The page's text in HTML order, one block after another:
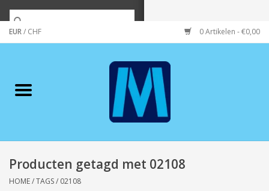
EUR/ CHF 0 Artikelen - €0,00
Merken
Wonen/koken/huishouden
Producten getagd met 02108
HOME/TAGS/ 02108